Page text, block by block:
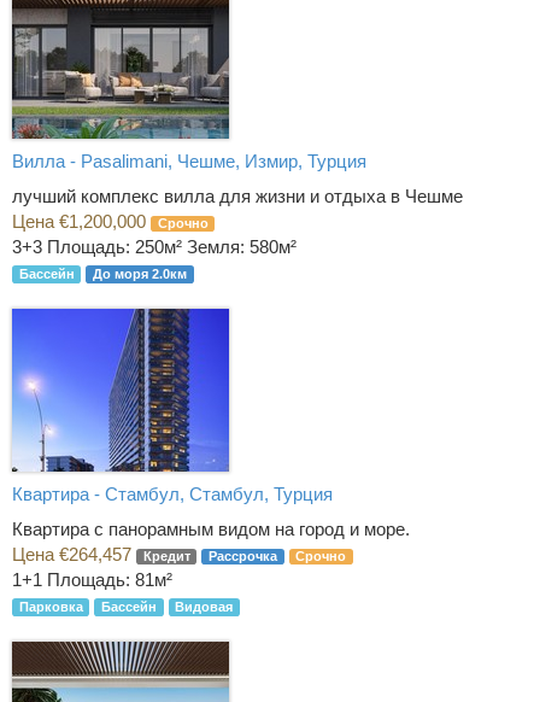
Вилла - Pasalimani, Чешме, Измир, Турция
лучший комплекс вилла для жизни и отдыха в Чешме
Цена €1,200,000
Срочно
3+3 Площадь: 250м² Земля: 580м²
Бассейн До моря 2.0км
Квартира - Стамбул, Стамбул, Турция
Квартира с панорамным видом на город и море.
Цена €264,457
Кредит Рассрочка Срочно
1+1 Площадь: 81м²
Парковка Бассейн Видовая